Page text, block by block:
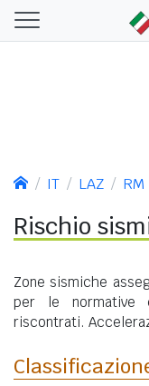
IT LAZ RM
Rischio
Zone sismiche
per le normative
riscontrati.